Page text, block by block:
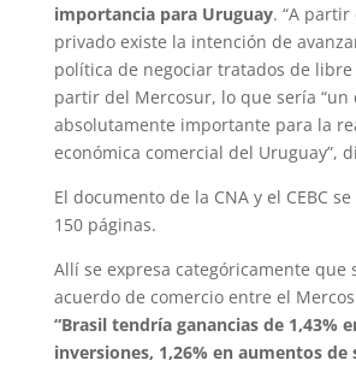
importancia para Uruguay. “A
privado existe la intención de
política de negociar tratados de libre
partir del Mercosur, lo que sería “un
absolutamente importante para la
económica comercial del Uruguay”,
El documento de la CNA y el CEBC
150 páginas.
Allí se expresa categóricamente que
acuerdo de comercio entre el
“Brasil tendría ganancias de 1,43%
inversiones, 1,26% en aumentos de